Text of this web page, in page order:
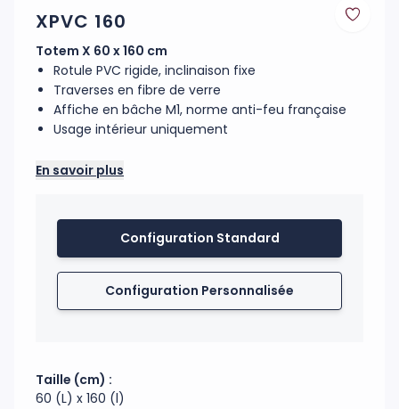
XPVC 160
Totem X 60 x 160 cm
Rotule PVC rigide, inclinaison fixe
Traverses en fibre de verre
Affiche en bâche M1, norme anti-feu française
Usage intérieur uniquement
Rotule en PVC rigide avec inclinaison fixe. Traverses
en fibre de verre. Affiche en bâche M1. Colisage : 20
Utilisation intérieure
Code douanier : 39201025
Fabrication : France
En savoir plus
Configuration Standard
Configuration Personnalisée
Taille (cm) :
60 (L) x 160 (l)